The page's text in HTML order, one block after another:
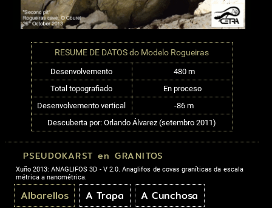
RESUME DE DATOS do Modelo Rogueiras
Desenvolvemento
480 m
Total topografiado
En proceso
Desenvolvemento vertical
-86 m
Descuberta por: Orlando Álvarez (setembro 2011)
PSEUDOKARST en GRANITOS
Xuño 2013: ANAGLIFOS 3D - V 2.0. Anaglifos de covas graníticas da escala
métrica a nanométrica.
Albarellos A Trapa
A Cunchosa